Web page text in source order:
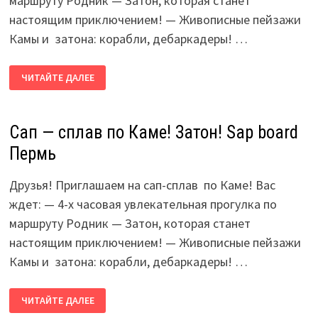
настоящим приключением! — Живописные пейзажи
Камы и затона: корабли, дебаркадеры! …
—
СПЛАВ
SAP
BOARD
ПЕРМЬ
ЧИТАЙТЕ ДАЛЕЕ
Сап — сплав по Каме! Затон! Sap board
Пермь
Друзья! Приглашаем на сап-сплав по Каме! Вас
ждет: — 4-х часовая увлекательная прогулка по
маршруту Родник — Затон, которая станет
настоящим приключением! — Живописные пейзажи
Камы и затона: корабли, дебаркадеры! …
—
СПЛАВ
ЧИТАЙТЕ ДАЛЕЕ